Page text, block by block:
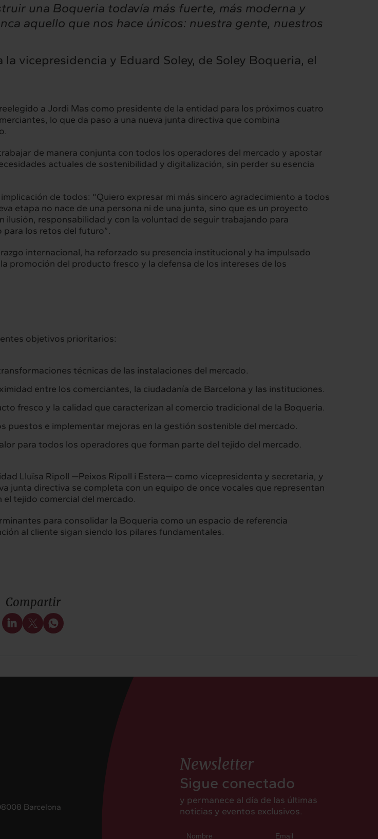
Interacción Intermèdia
Contacto
una Boqueria todavía más fuerte, más moderna y
aquello que nos hace únicos: nuestra gente, nuestros
vicepresidencia y Eduard Soley, de Soley Boqueria, el
a Jordi Mas como presidente de la entidad para los próximos cuatro
lo que da paso a una nueva junta directiva que combina
de manera conjunta con todos los operadores del mercado y apostar
actuales de sostenibilidad y digitalización, sin perder su esencia
de todos: “Quiero expresar mi más sincero agradecimiento a todos
etapa no nace de una persona ni de una junta, sino que es un proyecto
responsabilidad y con la voluntad de seguir trabajando para
para los retos del futuro”.
internacional, ha reforzado su presencia institucional y ha impulsado
promoción del producto fresco y la defensa de los intereses de los
objetivos prioritarios:
técnicas de las instalaciones del mercado.
entre los comerciantes, la ciudadanía de Barcelona y las instituciones.
fresco y la calidad que caracterizan al comercio tradicional de la Boqueria.
puestos e implementar mejoras en la gestión sostenible del mercado.
para todos los operadores que forman parte del tejido del mercado.
Lluïsa Ripoll —Peixos Ripoll i Estera— como vicepresidenta y secretaria, y
junta directiva se completa con un equipo de once vocales que representan
tejido comercial del mercado.
para consolidar la Boqueria como un espacio de referencia
al cliente sigan siendo los pilares fundamentales.
Compartir
Barcelona
Newsletter
Sigue conectado
y permanece al día de las últimas
noticias y eventos exclusivos.